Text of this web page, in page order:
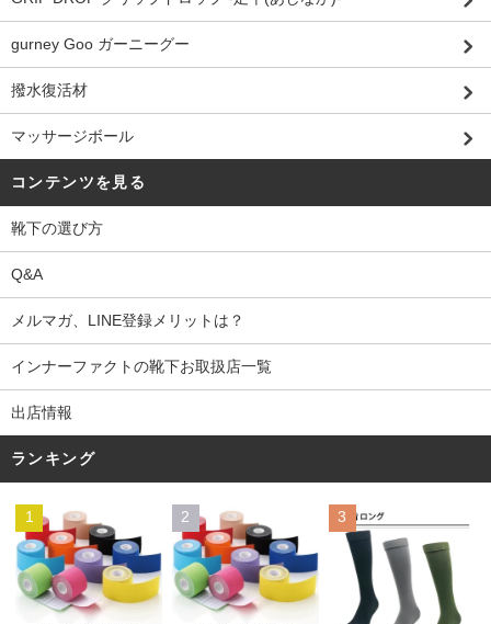
gurney Goo ガーニーグー
撥水復活材
マッサージボール
コンテンツを見る
靴下の選び方
Q&A
メルマガ、LINE登録メリットは？
インナーファクトの靴下お取扱店一覧
出店情報
ランキング
1 2 3